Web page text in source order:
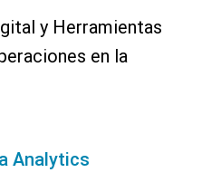
y Herramientas
en la
Analytics